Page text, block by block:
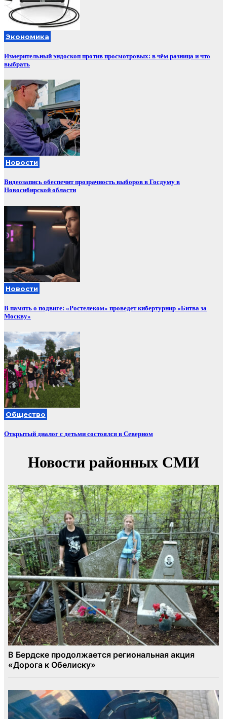
Экономика
Измерительный эндоскоп против просмотровых: в чём разница и что
выбрать
Новости
Видеозапись обеспечит прозрачность выборов в Госдуму в
Новосибирской области
Новости
В память о подвиге: «Ростелеком» проведет кибертурнир «Битва за
Москву»
Общество
Открытый диалог с детьми состоялся в Северном